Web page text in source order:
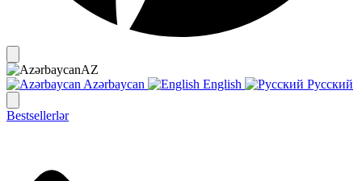
AZ
Azərbaycan
English Русский
Bestsellerlər